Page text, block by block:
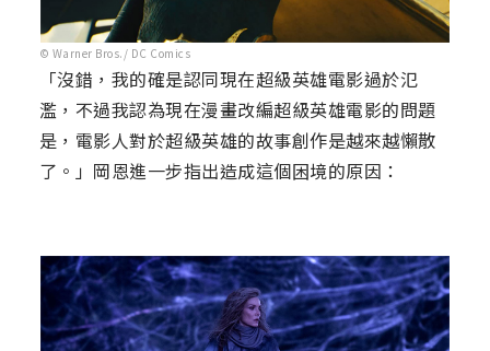
© Warner Bros./ DC Comics
「沒錯，我的確是認同現在超級英雄電影過於氾
濫，不過我認為現在漫畫改編超級英雄電影的問題
是，電影人對於超級英雄的故事創作是越來越懶散
了。」岡恩進一步指出造成這個困境的原因：